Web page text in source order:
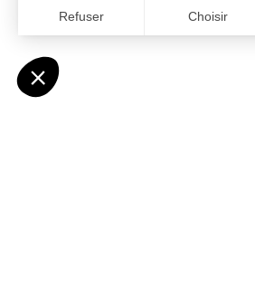
Refuser Choisir
Notre plateforme vous permet